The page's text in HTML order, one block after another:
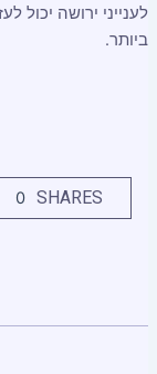
לענייני ירושה יכול
ביותר.
0 SHARES